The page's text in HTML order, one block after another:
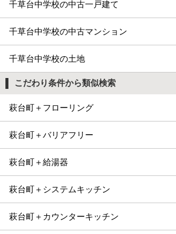
千草台中学校の中古一戸建て
千草台中学校の中古マンション
千草台中学校の土地
こだわり条件から類似検索
萩台町＋フローリング
萩台町＋バリアフリー
萩台町＋給湯器
萩台町＋システムキッチン
萩台町＋カウンターキッチン